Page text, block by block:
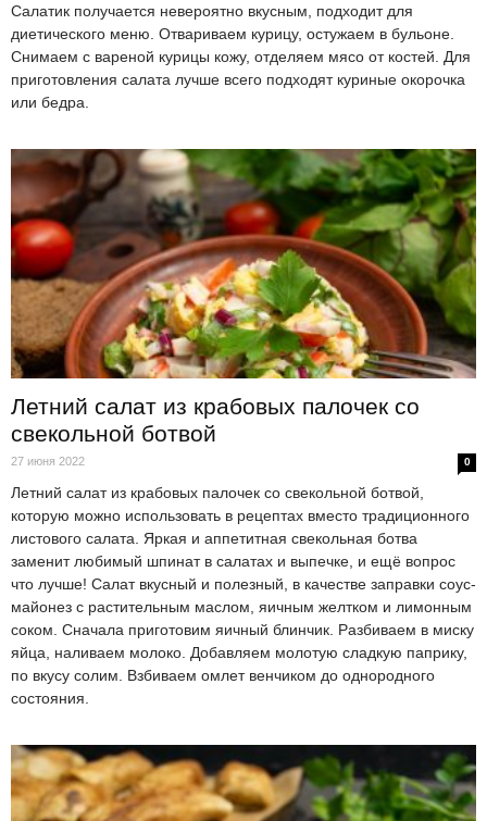
Салатик получается невероятно вкусным, подходит для
диетического меню. Отвариваем курицу, остужаем в бульоне.
Снимаем с вареной курицы кожу, отделяем мясо от костей. Для
приготовления салата лучше всего подходят куриные окорочка
или бедра.
Летний салат из крабовых палочек со
свекольной ботвой
27 июня 2022 0
Летний салат из крабовых палочек со свекольной ботвой,
которую можно использовать в рецептах вместо традиционного
листового салата. Яркая и аппетитная свекольная ботва
заменит любимый шпинат в салатах и выпечке, и ещё вопрос
что лучше! Салат вкусный и полезный, в качестве заправки соус-
майонез с растительным маслом, яичным желтком и лимонным
соком. Сначала приготовим яичный блинчик. Разбиваем в миску
яйца, наливаем молоко. Добавляем молотую сладкую паприку,
по вкусу солим. Взбиваем омлет венчиком до однородного
состояния.